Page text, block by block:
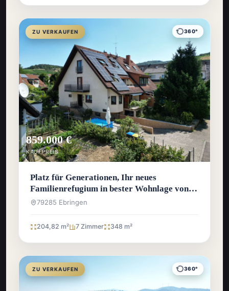
ZU VERKAUFEN 360°
859.000 €
KAUFPREIS
Platz für Generationen, Ihr neues
Familienrefugium in bester Wohnlage von
Ebringen
79285 Ebringen
204,82 m² 7 Zimmer 348 m²
ZU VERKAUFEN 360°